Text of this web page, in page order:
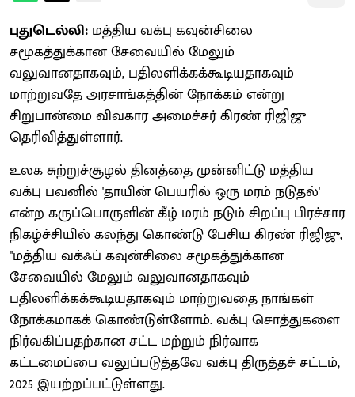
புதுடெல்லி: மத்திய வக்பு கவுன்சிலை
சமூகத்துக்கான சேவையில் மேலும்
வலுவானதாகவும், பதிலளிக்கக்கூடியதாகவும்
மாற்றுவதே அரசாங்கத்தின் நோக்கம் என்று
சிறுபான்மை விவகார அமைச்சர் கிரண் ரிஜிஜு
தெரிவித்துள்ளார்.
உலக சுற்றுச்சூழல் தினத்தை முன்னிட்டு மத்திய
வக்பு பவனில் 'தாயின் பெயரில் ஒரு மரம் நடுதல்'
என்ற கருப்பொருளின் கீழ் மரம் நடும் சிறப்பு பிரச்சார
நிகழ்ச்சியில் கலந்து கொண்டு பேசிய கிரண் ரிஜிஜு,
"மத்திய வக்ஃப் கவுன்சிலை சமூகத்துக்கான
சேவையில் மேலும் வலுவானதாகவும்
பதிலளிக்கக்கூடியதாகவும் மாற்றுவதை நாங்கள்
நோக்கமாகக் கொண்டுள்ளோம். வக்பு சொத்துகளை
நிர்வகிப்பதற்கான சட்ட மற்றும் நிர்வாக
கட்டமைப்பை வலுப்படுத்தவே வக்பு திருத்தச் சட்டம்,
2025 இயற்றப்பட்டுள்ளது.